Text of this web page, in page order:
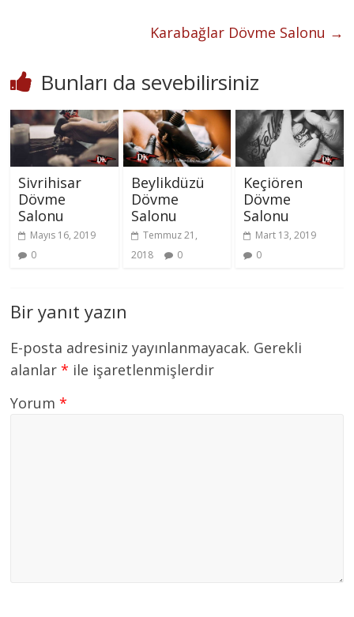
Karabağlar Dövme Salonu →
Bunları da sevebilirsiniz
Sivrihisar
Dövme
Salonu
Mayıs 16, 2019
0
Beylikdüzü
Dövme
Salonu
Temmuz 21,
2018
0
Keçiören
Dövme
Salonu
Mart 13, 2019
0
Bir yanıt yazın
E-posta adresiniz yayınlanmayacak. Gerekli
alanlar* ile işaretlenmişlerdir
Yorum*